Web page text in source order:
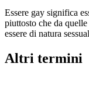
Essere gay significa
piuttosto che da
essere di natura
Altri termini